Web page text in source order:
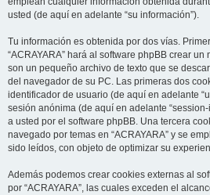
usted (de aquí en adelante “su información”).
Tu información es obtenida por dos vías.
“ACRAYARA” hará al software phpBB crear
son un pequeño archivo de texto que se
del navegador de su PC. Las primeras dos
identificador de usuario (de aquí en adelante
sesión anónima (de aquí en adelante
a usted por el software phpBB. Una tercera
navegado por temas en “ACRAYARA” y se
sido leídos, con objeto de optimizar su
Además podemos crear cookies externas al
por “ACRAYARA”, las cuales exceden el